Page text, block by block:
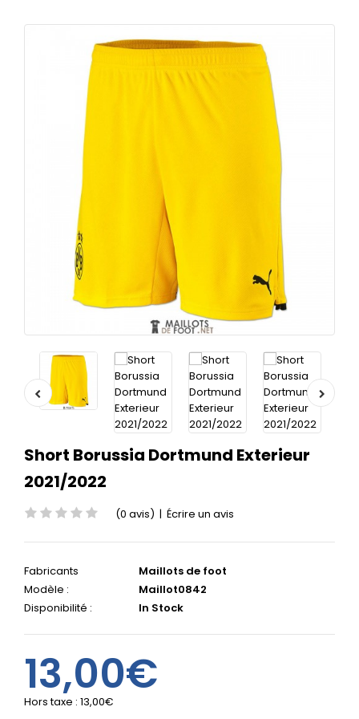
Short Borussia Dortmund Exterieur
2021/2022
(0 avis) | Écrire un avis
Fabricants
Maillots de foot
Modèle :
Maillot0842
Disponibilité :
In Stock
13,00€
Hors taxe : 13,00€